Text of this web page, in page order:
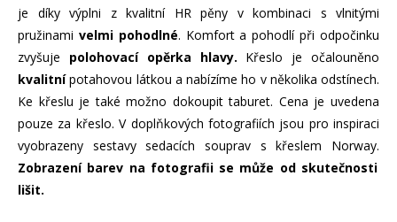
je díky výplni z kvalitní HR pěny v kombinaci s vlnitými
pružinami velmi pohodlné. Komfort a pohodlí při odpočinku
zvyšuje polohovací opěrka hlavy. Křeslo je očalouněno
kvalitnípotahovou látkou a nabízíme ho v několika odstínech.
Ke křeslu je také možno dokoupit taburet. Cena je uvedena
pouze za křeslo. V doplňkových fotografiích jsou pro inspiraci
vyobrazeny sestavy sedacích souprav s křeslem Norway.
Zobrazení barev na fotografii se může od skutečnosti
lišit.